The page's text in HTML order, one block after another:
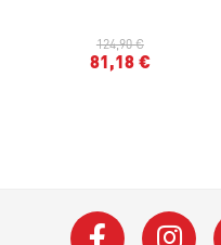
124,90 €
81,18 €